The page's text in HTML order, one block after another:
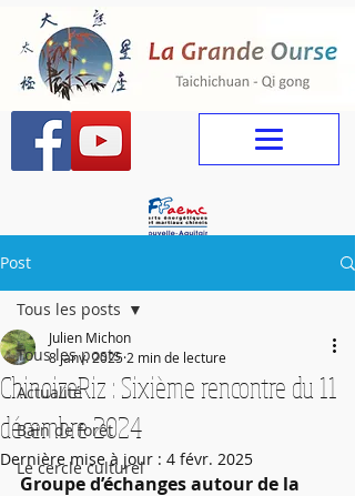
Post
Tous les posts
Actualité
Bain de forêt
Le cercle culturel
Tous les posts
ChinoizeRiz : Sixième rencontre du 11
décembre 2024
Julien Michon
8 janv. 2025 2 min de lecture
Dernière mise à jour : 4 févr. 2025
Groupe d’échanges autour de la